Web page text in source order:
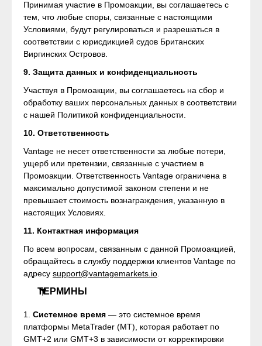
Принимая участие в Промоакции, вы соглашаетесь с
тем, что любые споры, связанные с настоящими
Условиями, будут регулироваться и разрешаться в
соответствии с юрисдикцией судов Британских
Виргинских Островов.
9. Защита данных и конфиденциальность
Участвуя в Промоакции, вы соглашаетесь на сбор и
обработку ваших персональных данных в соответствии
с нашей Политикой конфиденциальности.
10. Ответственность
Vantage не несет ответственности за любые потери,
ущерб или претензии, связанные с участием в
Промоакции. Ответственность Vantage ограничена в
максимально допустимой законом степени и не
превышает стоимость вознаграждения, указанную в
настоящих Условиях.
11. Контактная информация
По всем вопросам, связанным с данной Промоакцией,
обращайтесь в службу поддержки клиентов Vantage по
адресу support@vantagemarkets.io
ТЕРМИНЫ
1. Системное время — это системное время
платформы MetaTrader (MT), которая работает по
GMT+2 или GMT+3 в зависимости от корректировки